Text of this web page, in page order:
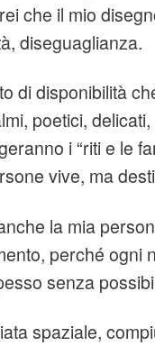
che il mio
diseguaglianza.
di disponibilità
poetici,
i “riti e le
vive, ma
la mia
perché ogni
senza
spaziale,